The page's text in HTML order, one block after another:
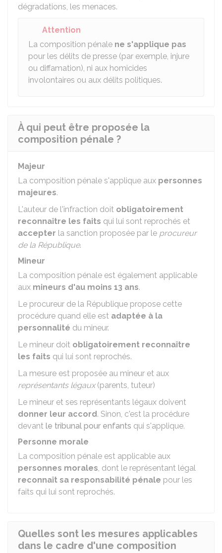
dégradations, les menaces.
Attention
La composition pénale ne s'applique pas
pour les délits de presse (par exemple, injure
ou diffamation), ni aux homicides
involontaires ou aux délits politiques.
À qui peut être proposée la
composition pénale ?
Majeur
La composition pénale s'applique aux personnes
majeures.
L'auteur de l'infraction doit obligatoirement
reconnaître les faits qui lui sont reprochés et
accepter la sanction proposée par le procureur
de la République.
Mineur
La composition pénale est également applicable
aux mineurs d'au moins 13 ans.
Le procureur de la République propose cette
procédure quand elle est adaptée à la
personnalité du mineur.
Le mineur doit obligatoirement reconnaître
les faits qui lui sont reprochés.
La mesure est proposée au mineur et aux
représentants légaux(parents, tuteur)
Le mineur et ses représentants légaux doivent
donner leur accord. Sinon, c'est la procédure
devant le tribunal pour enfants qui s'applique.
Personne morale
La composition pénale est applicable aux
personnes morales, dont le représentant légal
reconnaît sa responsabilité pénale pour les
faits qui lui sont reprochés.
Quelles sont les mesures applicables
dans le cadre d'une composition